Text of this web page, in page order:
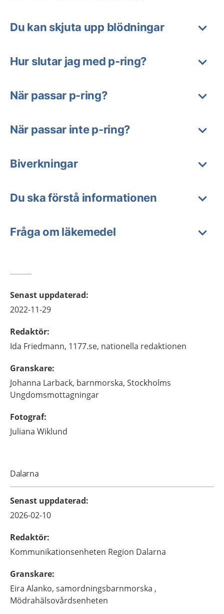
Du kan skjuta upp blödningar
Hur slutar jag med p-ring?
När passar p-ring?
När passar inte p-ring?
Biverkningar
Du ska förstå informationen
Fråga om läkemedel
Senast uppdaterad:
2022-11-29
Redaktör:
Ida Friedmann, 1177.se, nationella redaktionen
Granskare:
Johanna Larback, barnmorska, Stockholms
Ungdomsmottagningar
Fotograf:
Juliana Wiklund
Dalarna
Senast uppdaterad:
2026-02-10
Redaktör:
Kommunikationsenheten Region Dalarna
Granskare:
Eira Alanko, samordningsbarnmorska ,
Mödrahälsovårdsenheten